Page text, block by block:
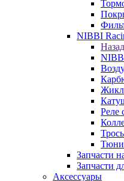
NIBBI
Назад
Реле
Запчасти
Запчасти
Аксессуары